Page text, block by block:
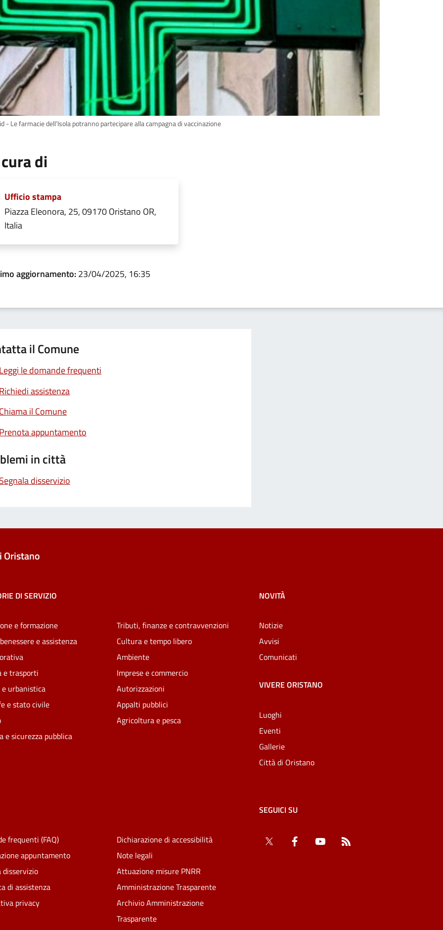
- Le farmacie dell’Isola potranno partecipare alla campagna di vaccinazione
di
Ufficio stampa
Piazza Eleonora, 25, 09170 Oristano OR,
Italia
aggiornamento:23/04/2025, 16:35
il Comune
le domande frequenti
assistenza
il Comune
appuntamento
in città
disservizio
Oristano
DI SERVIZIO
e formazione
e assistenza
e trasporti
urbanistica
e stato civile
e sicurezza pubblica
Tributi, finanze e contravvenzioni
Cultura e tempo libero
Ambiente
Imprese e commercio
Autorizzazioni
Appalti pubblici
Agricoltura e pesca
NOVITÀ
Notizie
Avvisi
Comunicati
VIVERE ORISTANO
Luoghi
Eventi
Gallerie
Città di Oristano
frequenti (FAQ)
appuntamento
disservizio
di assistenza
privacy
Dichiarazione di accessibilità
Note legali
Attuazione misure PNRR
Amministrazione Trasparente
Archivio Amministrazione
Trasparente
SEGUICI SU
Twitter Facebook YouTube